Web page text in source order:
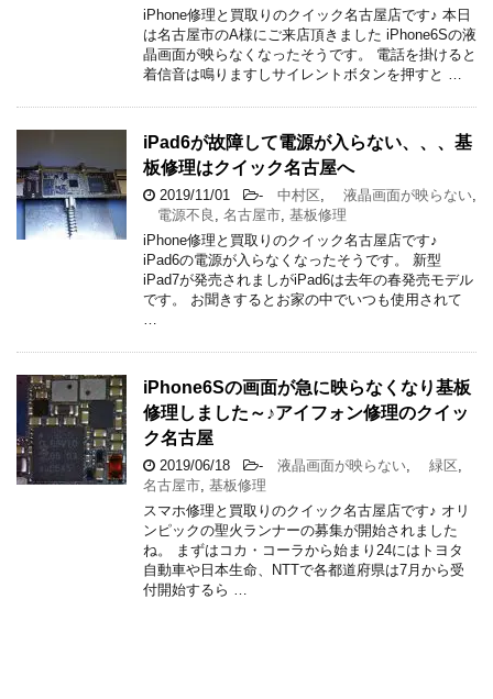
iPhone修理と買取りのクイック名古屋店です♪ 本日
は名古屋市のA様にご来店頂きました iPhone6Sの液
晶画面が映らなくなったそうです。 電話を掛けると
着信音は鳴りますしサイレントボタンを押すと …
iPad6が故障して電源が入らない、、、基
板修理はクイック名古屋へ
2019/11/01 - 中村区 液晶画面が映らない
電源不良
名古屋市 基板修理
iPhone修理と買取りのクイック名古屋店です♪
iPad6の電源が入らなくなったそうです。 新型
iPad7が発売されましがiPad6は去年の春発売モデル
です。 お聞きするとお家の中でいつも使用されて
iPhone6Sの画面が急に映らなくなり基板
修理しました～♪アイフォン修理のクイッ
ク名古屋
2019/06/18 - 液晶画面が映らない 緑区
名古屋市 基板修理
スマホ修理と買取りのクイック名古屋店です♪ オリ
ンピックの聖火ランナーの募集が開始されました
ね。 まずはコカ・コーラから始まり24にはトヨタ
自動車や日本生命、NTTで各都道府県は7月から受
付開始するら …